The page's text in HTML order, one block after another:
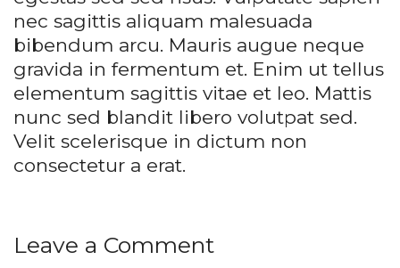
nec sagittis aliquam malesuada
bibendum arcu. Mauris augue neque
gravida in fermentum et. Enim ut tellus
elementum sagittis vitae et leo. Mattis
nunc sed blandit libero volutpat sed.
Velit scelerisque in dictum non
consectetur a erat.
Leave a Comment